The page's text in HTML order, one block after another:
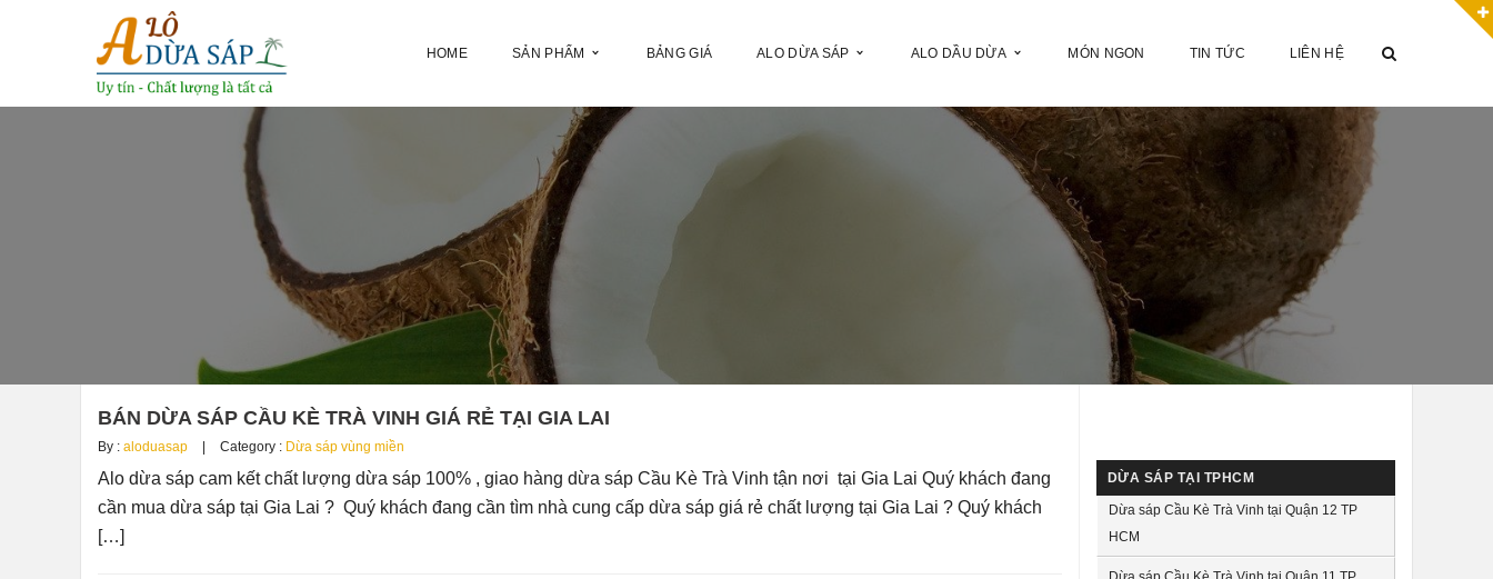
HOME SẢN PHẨM BẢNG GIÁ ALO DỪA SÁP ALO DẦU DỪA MÓN NGON TIN TỨC LIÊN HỆ
BÁN DỪA SÁP CẦU KÈ TRÀ VINH GIÁ RẺ TẠI GIA LAI
By : aloduasap Category : Dừa sáp vùng miền
Alo dừa sáp cam kết chất lượng dừa sáp 100% , giao hàng dừa sáp Cầu Kè Trà Vinh tận nơi tại Gia Lai Quý khách đang
cần mua dừa sáp tại Gia Lai ? Quý khách đang cần tìm nhà cung cấp dừa sáp giá rẻ chất lượng tại Gia Lai ? Quý khách
[…]
DỪA SÁP TẠI TPHCM
Dừa sáp Cầu Kè Trà Vinh tại Quận 12 TP
HCM